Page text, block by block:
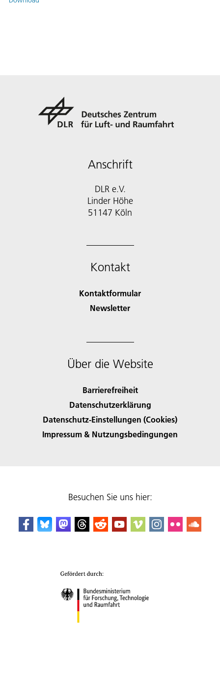
Anschrift
DLR e.V.
Linder Höhe
51147 Köln
Kontakt
Kontaktformular
Newsletter
Über die Website
Barrierefreiheit
Datenschutzerklärung
Datenschutz-Einstellungen (Cookies)
Impressum & Nutzungsbedingungen
Besuchen Sie uns hier: